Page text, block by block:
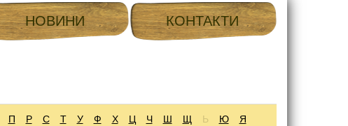
НОВИНИ КОНТАКТИ
П Р С Т У Ф Х Ц Ч Ш Щ Ь Ю Я